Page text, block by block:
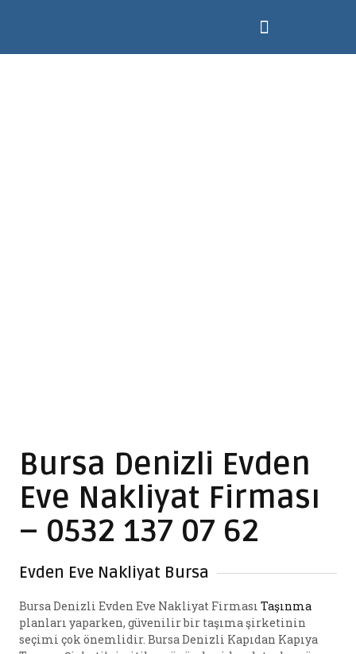
Bursa Denizli Evden
Eve Nakliyat Firması
– 0532 137 07 62
Evden Eve Nakliyat Bursa
Bursa Denizli Evden Eve Nakliyat Firması Taşınma
planları yaparken, güvenilir bir taşıma şirketinin
seçimi çok önemlidir. Bursa Denizli Kapıdan Kapıya